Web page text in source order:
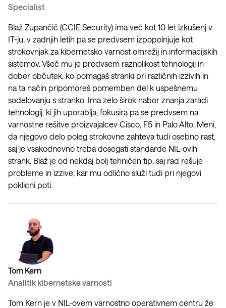
Specialist
Blaž Zupančič (CCIE Security) ima več kot 10 let izkušenj v
IT-ju, v zadnjih letih pa se predvsem izpopolnjuje kot
strokovnjak za kibernetsko varnost omrežij in informacijskih
sistemov. Všeč mu je predvsem raznolikost tehnologij in
dober občutek, ko pomagaš stranki pri različnih izzivih in
na ta način pripomoreš pomemben del k uspešnemu
sodelovanju s stranko. Ima zelo širok nabor znanja zaradi
tehnologij, ki jih uporablja, fokusira pa se predvsem na
varnostne rešitve proizvajalcev Cisco, F5 in Palo Alto. Meni,
da njegovo delo poleg strokovne zahteva tudi osebno rast,
saj je vsakodnevno treba dosegati standarde NIL-ovih
strank. Blaž je od nekdaj bolj tehničen tip, saj rad rešuje
probleme in izzive, kar mu odlično služi tudi pri njegovi
poklicni poti.
Tom Kern
Analitik kibernetske varnosti
Tom Kern je v NIL-ovem varnostno operativnem centru že